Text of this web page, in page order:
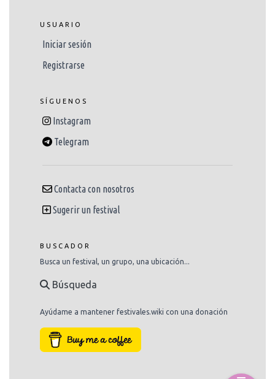
USUARIO
Iniciar sesión
Registrarse
SÍGUENOS
Instagram
Telegram
Contacta con nosotros
Sugerir un festival
BUSCADOR
Busca un festival, un grupo, una ubicación...
Búsqueda
Ayúdame a mantener festivales.wiki con una donación